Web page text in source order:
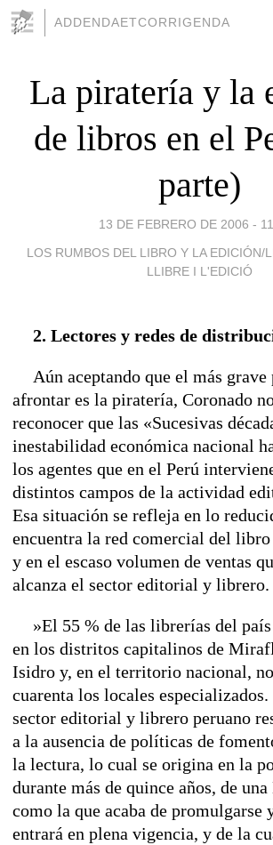
ADDENDAETCORRIGENDA
La piratería y la
de libros en el
parte)
13 DE FEBRERO DE 2006 -
LOS RUMBOS DEL LIBRO Y LA EDICIÓN/
LLIBRE I L'EDICIÓ
2. Lectores y redes de
Aún aceptando que el más
afrontar es la piratería, Coronado
reconocer que las «Sucesivas
inestabilidad económica nacional
los agentes que en el Perú
distintos campos de la actividad
Esa situación se refleja en lo
encuentra la red comercial del libro
y en el escaso volumen de ventas
alcanza el sector editorial y librero.
»El 55 % de las librerías del país
en los distritos capitalinos de
Isidro y, en el territorio nacional,
cuarenta los locales
sector editorial y librero peruano
a la ausencia de políticas de
la lectura, lo cual se origina en la
durante más de quince años, de
como la que acaba de promulgarse
entrará en plena vigencia, y de la